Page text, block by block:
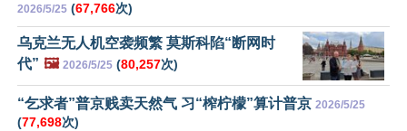
2026/5/25 (67,766次)
乌克兰无人机空袭频繁 莫斯科陷“断网时
代” 🖼️ 2026/5/25 (80,257次)
“乞求者”普京贱卖天然气 习“榨柠檬”算计普京 2026/5/25
(77,698次)